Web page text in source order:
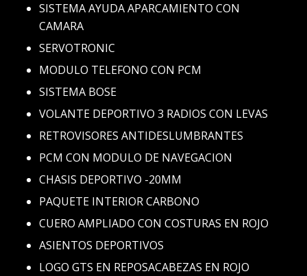
SISTEMA AYUDA APARCAMIENTO CON
CAMARA
SERVOTRONIC
MODULO TELEFONO CON PCM
SISTEMA BOSE
VOLANTE DEPORTIVO 3 RADIOS CON LEVAS
RETROVISORES ANTIDESLUMBRANTES
PCM CON MODULO DE NAVEGACION
CHASIS DEPORTIVO -20MM
PAQUETE INTERIOR CARBONO
CUERO AMPLIADO CON COSTURAS EN ROJO
ASIENTOS DEPORTIVOS
LOGO GTS EN REPOSACABEZAS EN ROJO